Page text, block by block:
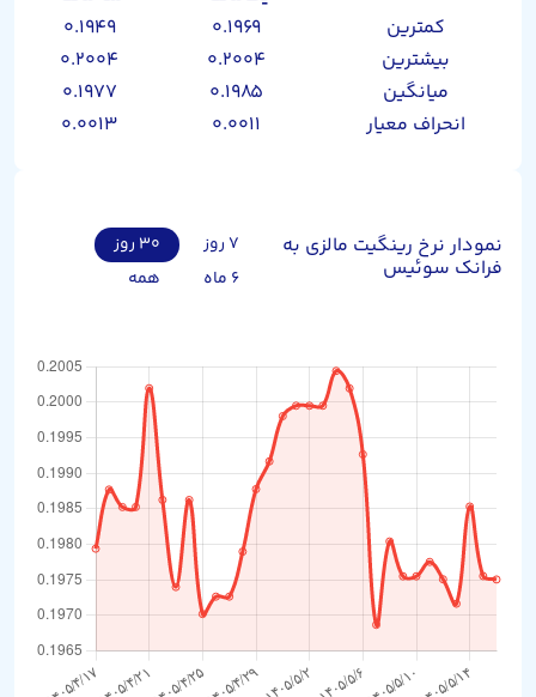
کمترین
۰.۱۹۶۹
۰.۱۹۴۹
بیشترین
۰.۲۰۰۴
۰.۲۰۰۴
میانگین
۰.۱۹۸۵
۰.۱۹۷۷
انحراف معیار
۰.۰۰۱۱ ۰.۰۰۱۳
نمودار نرخ رینگیت مالزی به
فرانک سوئیس
۷ روز
۳۰ روز
۶ ماه
همه